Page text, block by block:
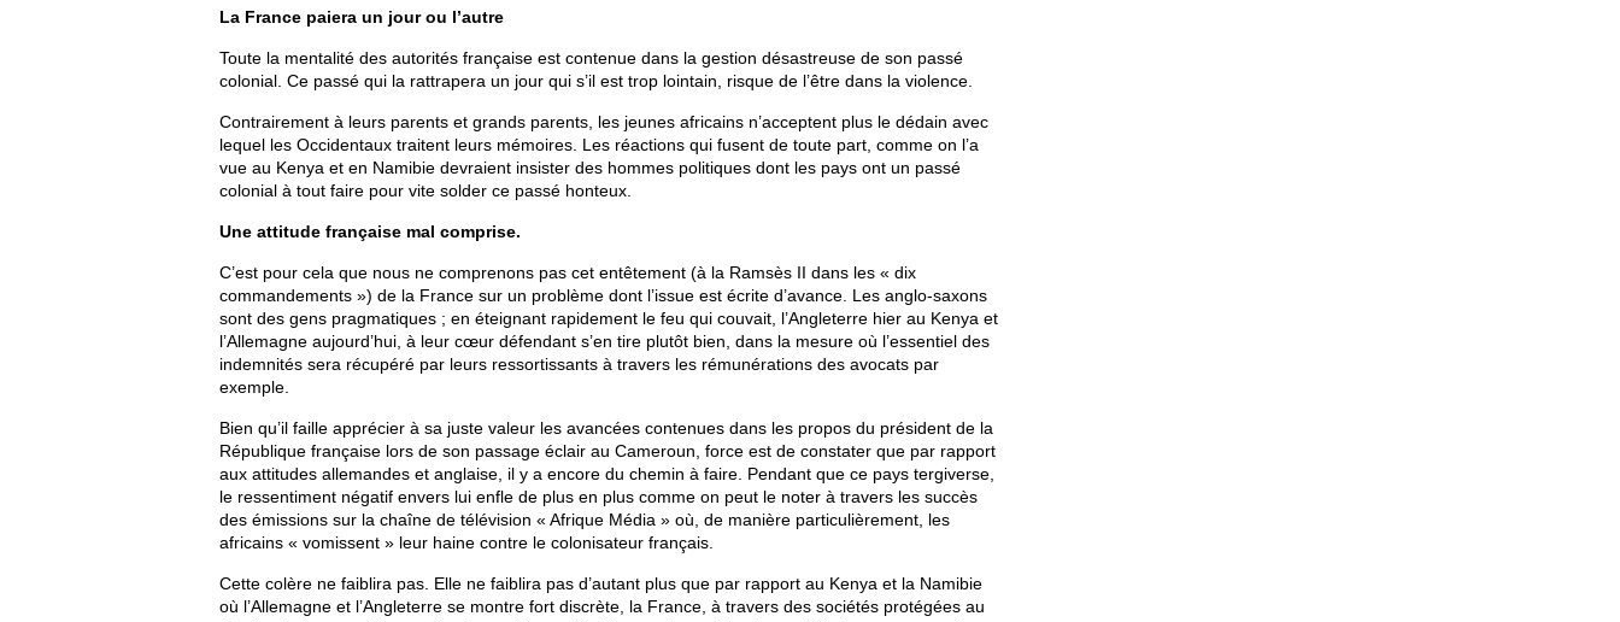
La France paiera un jour ou l’autre
Toute la mentalité des autorités française est contenue dans la gestion désastreuse de son passé
colonial. Ce passé qui la rattrapera un jour qui s’il est trop lointain, risque de l’être dans la violence.
Contrairement à leurs parents et grands parents, les jeunes africains n’acceptent plus le dédain avec
lequel les Occidentaux traitent leurs mémoires. Les réactions qui fusent de toute part, comme on l’a
vue au Kenya et en Namibie devraient insister des hommes politiques dont les pays ont un passé
colonial à tout faire pour vite solder ce passé honteux.
Une attitude française mal comprise.
C’est pour cela que nous ne comprenons pas cet entêtement (à la Ramsès II dans les « dix
commandements ») de la France sur un problème dont l’issue est écrite d’avance. Les anglo-saxons
sont des gens pragmatiques ; en éteignant rapidement le feu qui couvait, l’Angleterre hier au Kenya et
l’Allemagne aujourd’hui, à leur cœur défendant s’en tire plutôt bien, dans la mesure où l’essentiel des
indemnités sera récupéré par leurs ressortissants à travers les rémunérations des avocats par
exemple.
Bien qu’il faille apprécier à sa juste valeur les avancées contenues dans les propos du président de la
République française lors de son passage éclair au Cameroun, force est de constater que par rapport
aux attitudes allemandes et anglaise, il y a encore du chemin à faire. Pendant que ce pays tergiverse,
le ressentiment négatif envers lui enfle de plus en plus comme on peut le noter à travers les succès
des émissions sur la chaîne de télévision « Afrique Média » où, de manière particulièrement, les
africains « vomissent » leur haine contre le colonisateur français.
Cette colère ne faiblira pas. Elle ne faiblira pas d’autant plus que par rapport au Kenya et la Namibie
où l’Allemagne et l’Angleterre se montre fort discrète, la France, à travers des sociétés protégées au